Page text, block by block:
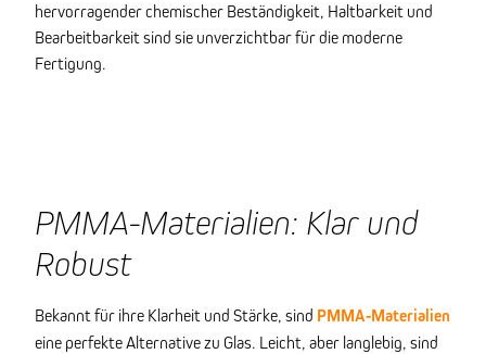
hervorragender chemischer Beständigkeit, Haltbarkeit und
Bearbeitbarkeit sind sie unverzichtbar für die moderne
Fertigung.
PMMA-Materialien: Klar und
Robust
Bekannt für ihre Klarheit und Stärke, sind PMMA-Materialien
eine perfekte Alternative zu Glas. Leicht, aber langlebig, sind